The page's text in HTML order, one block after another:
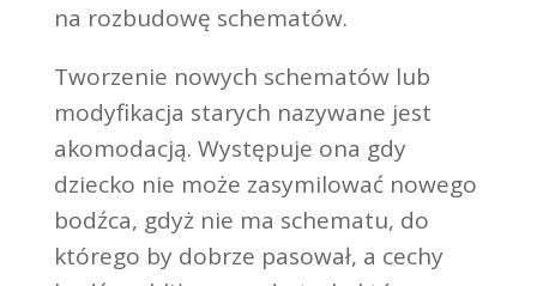
na rozbudowę schematów.
Tworzenie nowych schematów lub
modyfikacja starych nazywane jest
akomodacją. Występuje ona gdy
dziecko nie może zasymilować nowego
bodźca, gdyż nie ma schematu, do
którego by dobrze pasował, a cechy